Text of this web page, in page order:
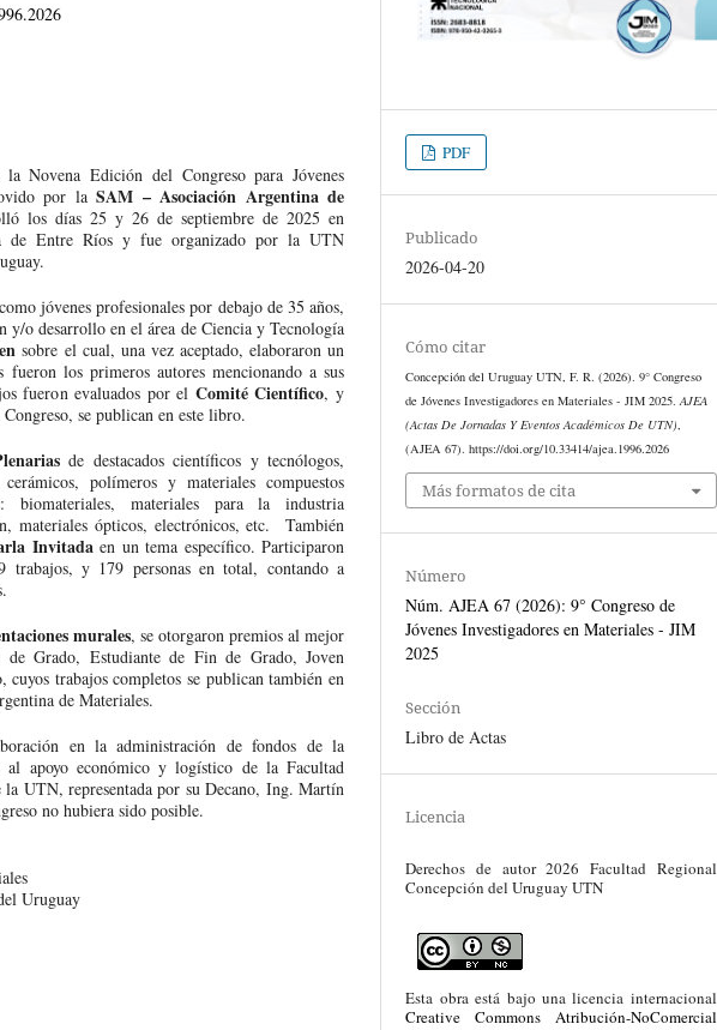
la Novena Edición del Congreso para Jóvenes
por la SAM – Asociación Argentina de
los días 25 y 26 de septiembre de 2025 en
de Entre Ríos y fue organizado por la UTN
jóvenes profesionales por debajo de 35 años,
y/o desarrollo en el área de Ciencia y Tecnología
sobre el cual, una vez aceptado, elaboraron un
los primeros autores mencionando a sus
fueron evaluados por el Comité Científico, y
se publican en este libro.
de destacados científicos y tecnólogos,
polímeros y materiales compuestos
biomateriales, materiales para la industria
materiales ópticos, electrónicos, etc. También
Invitadaen un tema específico. Participaron
trabajos, y 179 personas en total, contando a
murales, se otorgaron premios al mejor
de Grado, Estudiante de Fin de Grado, Joven
cuyos trabajos completos se publican también en
de Materiales.
en la administración de fondos de la
apoyo económico y logístico de la Facultad
UTN, representada por su Decano, Ing. Martín
no hubiera sido posible.
Uruguay
PDF
Publicado
2026-04-20
Cómo citar
Concepción del Uruguay UTN, F. R. (2026). 9° Congreso
de Jóvenes Investigadores en Materiales - JIM 2025.AJEA
(Actas De Jornadas Y Eventos Académicos De UTN)
(AJEA 67). https://doi.org/10.33414/ajea.1996.2026
Más formatos de cita
Número
Núm. AJEA 67 (2026): 9° Congreso de
Jóvenes Investigadores en Materiales - JIM
2025
Sección
Libro de Actas
Licencia
Derechos de autor 2026 Facultad Regional
Concepción del Uruguay UTN
Esta obra está bajo una licencia internacional
Creative Commons Atribución-NoComercial